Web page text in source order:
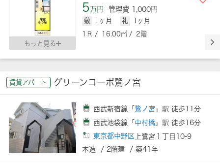
もっと見る
5万円 管理費 1,000円
敷 1ヶ月 礼
1ヶ月
1Ｒ / 16.00㎡ / 2階
賃貸アパート グリーンコーポ鷺ノ宮
西武新宿線「鷺ノ宮 」駅 徒歩11分
西武池袋線「 中村橋 」駅 徒歩16分
東京都中野区
上鷺宮１丁目10-9
木造 / 2階建 / 築41年